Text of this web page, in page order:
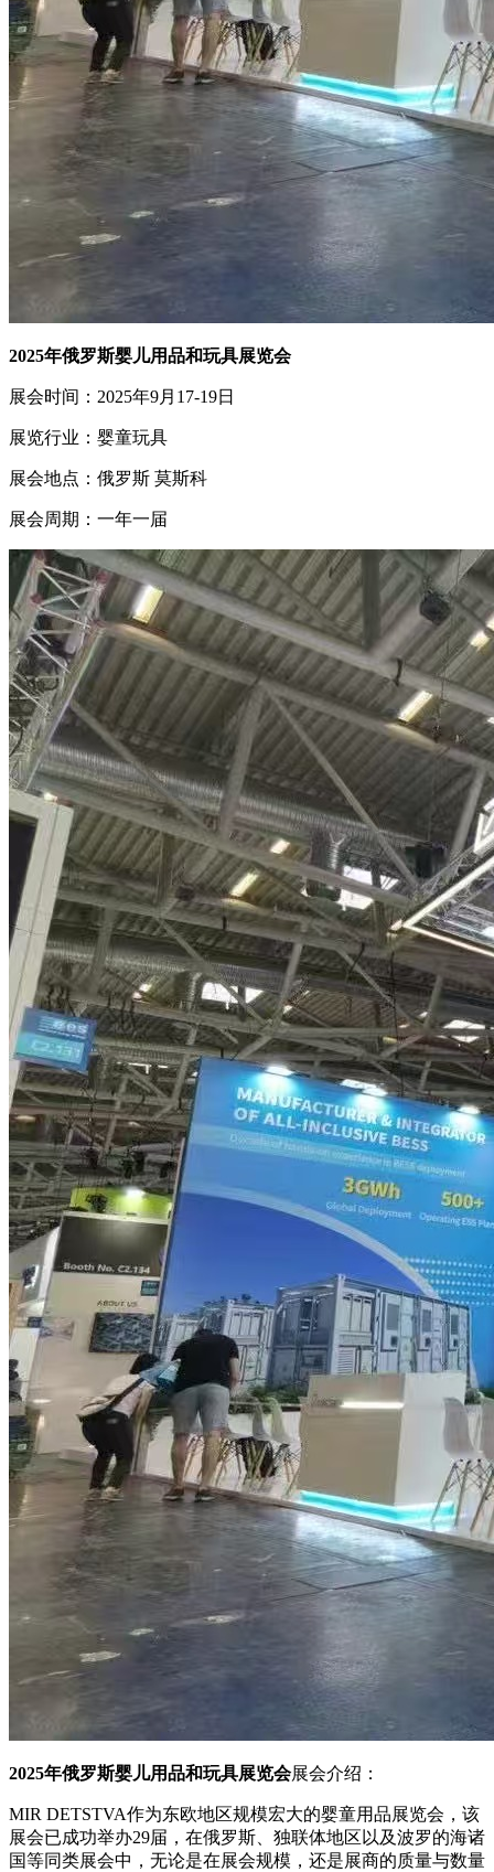
2025年俄罗斯婴儿用品和玩具展览会
展会时间：2025年9月17-19日
展览行业：婴童玩具
展会地点：俄罗斯 莫斯科
展会周期：一年一届
2025年俄罗斯婴儿用品和玩具展览会展会介绍：
MIR DETSTVA作为东欧地区规模宏大的婴童用品展览会，该
展会已成功举办29届，在俄罗斯、独联体地区以及波罗的海诸
国等同类展会中，无论是在展会规模，还是展商的质量与数量